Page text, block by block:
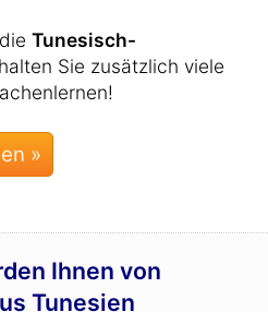
Tunesisch-
Sie zusätzlich viele
Ihnen von
Tunesien